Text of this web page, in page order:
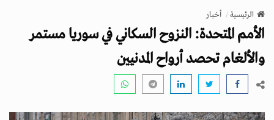
v
g
a
n
الرئيسية أخبار
الأمم المتحدة: النزوح السكاني في سوريا مستمر
والألغام تحصد أرواح المدنيين